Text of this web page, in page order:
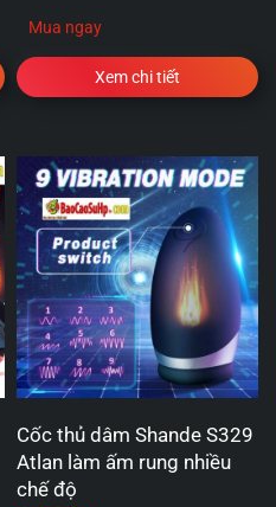
Mua ngay
Xem chi tiết
Cốc thủ dâm Shande S329
Atlan làm ấm rung nhiều
chế độ